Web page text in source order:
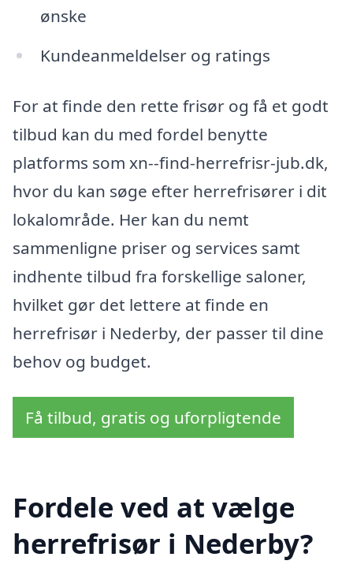
ønske
Kundeanmeldelser og ratings
For at finde den rette frisør og få et godt
tilbud kan du med fordel benytte
platforms som xn--find-herrefrisr-jub.dk,
hvor du kan søge efter herrefrisører i dit
lokalområde. Her kan du nemt
sammenligne priser og services samt
indhente tilbud fra forskellige saloner,
hvilket gør det lettere at finde en
herrefrisør i Nederby, der passer til dine
behov og budget.
Få tilbud, gratis og uforpligtende
Fordele ved at vælge
herrefrisør i Nederby?